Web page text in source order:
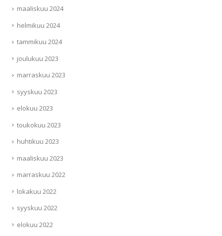
maaliskuu 2024
helmikuu 2024
tammikuu 2024
joulukuu 2023
marraskuu 2023
syyskuu 2023
elokuu 2023
toukokuu 2023
huhtikuu 2023
maaliskuu 2023
marraskuu 2022
lokakuu 2022
syyskuu 2022
elokuu 2022